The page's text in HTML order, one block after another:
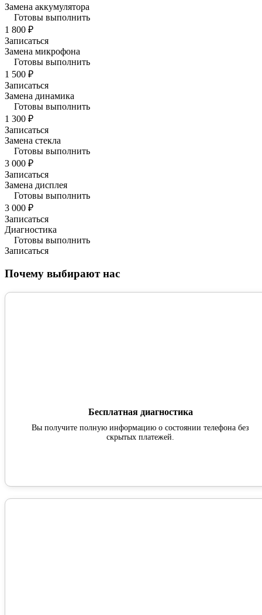
Замена аккумулятора
Готовы выполнить
1 800 ₽
Записаться
Замена микрофона
Готовы выполнить
1 500 ₽
Записаться
Замена динамика
Готовы выполнить
1 300 ₽
Записаться
Замена стекла
Готовы выполнить
3 000 ₽
Записаться
Замена дисплея
Готовы выполнить
3 000 ₽
Записаться
Диагностика
Готовы выполнить
Записаться
Почему выбирают нас
Бесплатная диагностика
Вы получите полную информацию о состоянии телефона без
скрытых платежей.